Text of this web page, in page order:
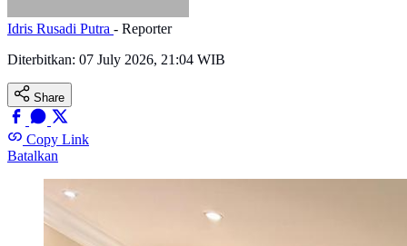
Idris Rusadi Putra - Reporter
Diterbitkan: 07 July 2026, 21:04 WIB
Share
Copy Link
Batalkan